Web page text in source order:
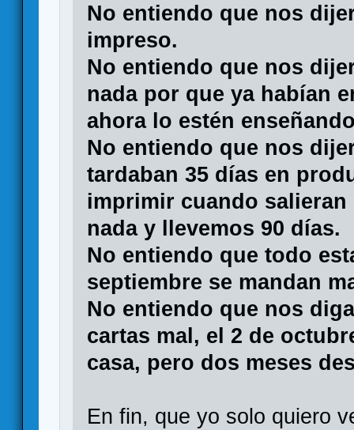
No entiendo que nos
impreso.
No entiendo que nos
nada por que ya habían
ahora lo estén
No entiendo que nos
tardaban 35 días en
imprimir cuando
nada y llevemos 90 días.
No entiendo que todo
septiembre se mandan
No entiendo que nos
cartas mal, el 2 de
casa, pero dos meses
En fin, que yo solo quiero